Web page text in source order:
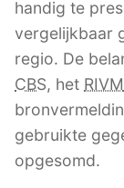
handig te
vergelijkbaar
regio. De
CBS, het RIVM
gebruikte
opgesomd.